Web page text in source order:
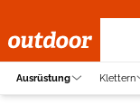
Ausrüstung Klettern